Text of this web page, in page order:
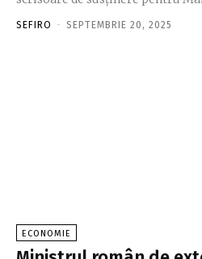
SEFIRO - SEPTEMBRIE 20, 2025
ECONOMIE